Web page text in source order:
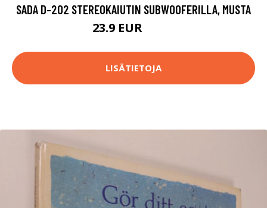
SADA D-202 STEREOKAIUTIN SUBWOOFERILLA, MUSTA
23.9 EUR
LISÄTIETOJA